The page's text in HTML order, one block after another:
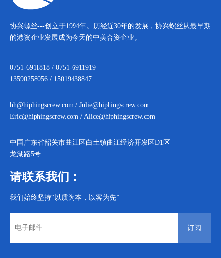
协兴螺丝---创立于1994年。历经近30年的发展，协兴螺丝从最早期
的港资企业发展成为今天的中美合资企业。
0751-6911818 / 0751-6911919
13590258056 / 15019438847
hh@hiphingscrew.com / Julie@hiphingscrew.com
Eric@hiphingscrew.com / Alice@hiphingscrew.com
中国广东省韶关市曲江区白土镇曲江经济开发区D1区
龙湖路5号
请联系我们：
我们始终坚持“以质为本，以客为先”
订阅